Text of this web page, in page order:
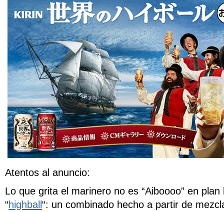
Atentos al anuncio:
Lo que grita el marinero no es “Aiboooo” en
“highball “: un combinado hecho a partir de